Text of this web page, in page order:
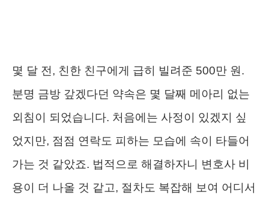
몇 달 전, 친한 친구에게 급히 빌려준 500만 원.
분명 금방 갚겠다던 약속은 몇 달째 메아리 없는
외침이 되었습니다. 처음에는 사정이 있겠지 싶
었지만, 점점 연락도 피하는 모습에 속이 타들어
가는 것 같았죠. 법적으로 해결하자니 변호사 비
용이 더 나올 것 같고, 절차도 복잡해 보여 어디서